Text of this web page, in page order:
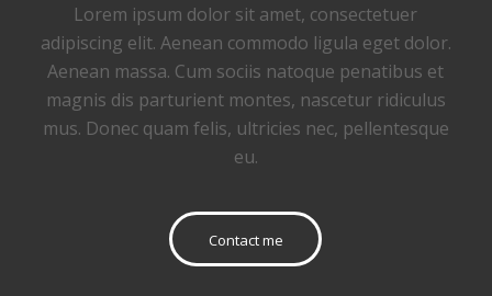
Lorem ipsum dolor sit amet, consectetuer
adipiscing elit. Aenean commodo ligula eget dolor.
Aenean massa. Cum sociis natoque penatibus et
magnis dis parturient montes, nascetur ridiculus
mus. Donec quam felis, ultricies nec, pellentesque
eu.
Contact me